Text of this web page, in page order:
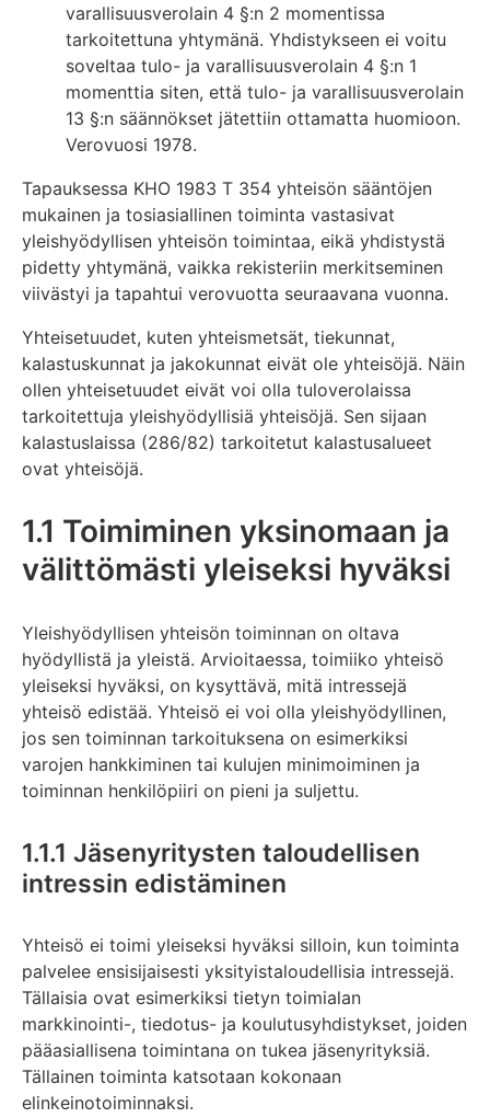
varallisuusverolain 4 §:n 2 momentissa
tarkoitettuna yhtymänä. Yhdistykseen ei voitu
soveltaa tulo- ja varallisuusverolain 4 §:n 1
momenttia siten, että tulo- ja varallisuusverolain
13 §:n säännökset jätettiin ottamatta huomioon.
Verovuosi 1978.
Tapauksessa KHO 1983 T 354 yhteisön sääntöjen
mukainen ja tosiasiallinen toiminta vastasivat
yleishyödyllisen yhteisön toimintaa, eikä yhdistystä
pidetty yhtymänä, vaikka rekisteriin merkitseminen
viivästyi ja tapahtui verovuotta seuraavana vuonna.
Yhteisetuudet, kuten yhteismetsät, tiekunnat,
kalastuskunnat ja jakokunnat eivät ole yhteisöjä. Näin
ollen yhteisetuudet eivät voi olla tuloverolaissa
tarkoitettuja yleishyödyllisiä yhteisöjä. Sen sijaan
kalastuslaissa (286/82) tarkoitetut kalastusalueet
ovat yhteisöjä.
1.1 Toimiminen yksinomaan ja
välittömästi yleiseksi hyväksi
Yleishyödyllisen yhteisön toiminnan on oltava
hyödyllistä ja yleistä. Arvioitaessa, toimiiko yhteisö
yleiseksi hyväksi, on kysyttävä, mitä intressejä
yhteisö edistää. Yhteisö ei voi olla yleishyödyllinen,
jos sen toiminnan tarkoituksena on esimerkiksi
varojen hankkiminen tai kulujen minimoiminen ja
toiminnan henkilöpiiri on pieni ja suljettu.
1.1.1 Jäsenyritysten taloudellisen
intressin edistäminen
Yhteisö ei toimi yleiseksi hyväksi silloin, kun toiminta
palvelee ensisijaisesti yksityistaloudellisia intressejä.
Tällaisia ovat esimerkiksi tietyn toimialan
markkinointi-, tiedotus- ja koulutusyhdistykset, joiden
pääasiallisena toimintana on tukea jäsenyrityksiä.
Tällainen toiminta katsotaan kokonaan
elinkeinotoiminnaksi.